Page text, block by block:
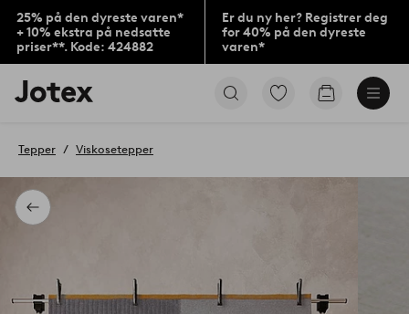
25% på den dyreste varen*
+ 10% ekstra på nedsatte
priser**. Kode: 424882
Er du ny her? Registrer deg
for 40% på den dyreste
varen*
Jotex’
logo
til
Gå
Gå
Tilbake
Tepper Viskosetepper